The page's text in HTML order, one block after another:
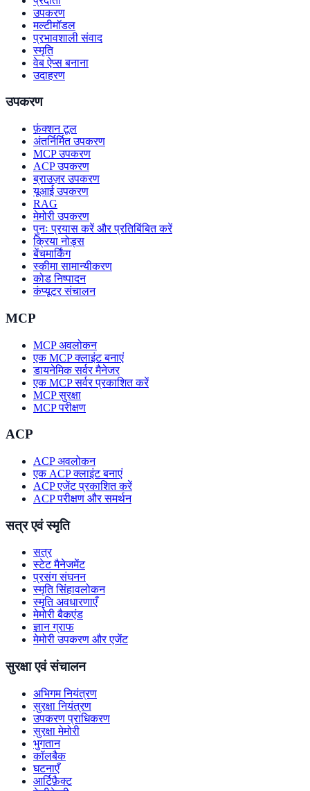
उपकरण
मल्टीमॉडल
प्रभावशाली संवाद
स्मृति
वेब ऐप्स बनाना
उदाहरण
उपकरण
फ़ंक्शन टूल
अंतर्निर्मित उपकरण
MCP उपकरण
ACP उपकरण
ब्राउज़र उपकरण
यूआई उपकरण
RAG
मेमोरी उपकरण
पुनः प्रयास करें और प्रतिबिंबित करें
क्रिया नोड्स
बेंचमार्किंग
स्कीमा सामान्यीकरण
कोड निष्पादन
कंप्यूटर संचालन
MCP
MCP अवलोकन
एक MCP क्लाइंट बनाएं
डायनेमिक सर्वर मैनेजर
एक MCP सर्वर प्रकाशित करें
MCP सुरक्षा
MCP परीक्षण
ACP
ACP अवलोकन
एक ACP क्लाइंट बनाएं
ACP एजेंट प्रकाशित करें
ACP परीक्षण और समर्थन
सत्र एवं स्मृति
सत्र
स्टेट मैनेजमेंट
प्रसंग संघनन
स्मृति सिंहावलोकन
स्मृति अवधारणाएँ
मेमोरी बैकएंड
ज्ञान ग्राफ
मेमोरी उपकरण और एजेंट
सुरक्षा एवं संचालन
अभिगम नियंत्रण
सुरक्षा नियंत्रण
उपकरण प्राधिकरण
सुरक्षा मेमोरी
भुगतान
कॉलबैक
घटनाएँ
आर्टिफ़ैक्ट